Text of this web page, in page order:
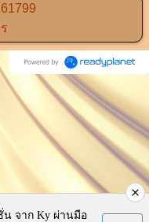
จาก Ky ผ่านมือ